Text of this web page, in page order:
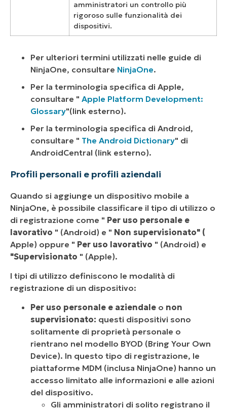
amministratori un controllo più
rigoroso sulle funzionalità dei
dispositivi.
Per ulteriori termini utilizzati nelle guide di
NinjaOne, consultare NinjaOne.
Per la terminologia specifica di Apple,
consultare " Apple Platform Development:
Glossary"(link esterno).
Per la terminologia specifica di Android,
consultare " The Android Dictionary" di
AndroidCentral (link esterno).
Profili personali e profili aziendali
Quando si aggiunge un dispositivo mobile a
NinjaOne, è possibile classificare il tipo di utilizzo o
di registrazione come " Per uso personale e
lavorativo " (Android) e " Non supervisionato" (
Apple) oppure " Per uso lavorativo " (Android) e
"Supervisionato " (Apple).
I tipi di utilizzo definiscono le modalità di
registrazione di un dispositivo:
Per uso personale e aziendale o non
supervisionato: questi dispositivi sono
solitamente di proprietà personale o
rientrano nel modello BYOD (Bring Your Own
Device). In questo tipo di registrazione, le
piattaforme MDM (inclusa NinjaOne) hanno un
accesso limitato alle informazioni e alle azioni
del dispositivo.
Gli amministratori di solito registrano il